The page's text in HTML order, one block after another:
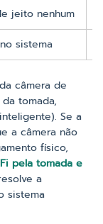
jeito nenhum
sistema
câmera de
tomada,
Se a
a câmera não
físico,
pela tomada e
a
sistema